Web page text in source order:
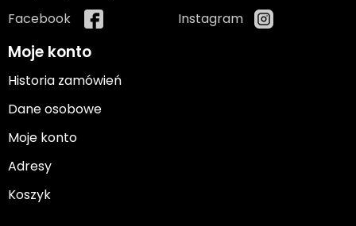
Facebook Instagram
Moje konto
Historia zamówień
Dane osobowe
Moje konto
Adresy
Koszyk